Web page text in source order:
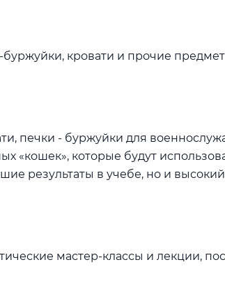
кровати и прочие
печки - буржуйки для
«кошек», которые будут
результаты в учебе, но и
мастер-классы и лекции,